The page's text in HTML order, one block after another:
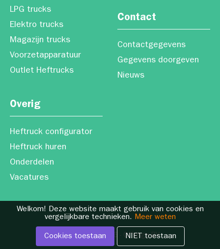
LPG trucks
Elektro trucks
Magazijn trucks
Voorzetapparatuur
Outlet Heftrucks
Contact
Contactgegevens
Gegevens doorgeven
Nieuws
Overig
Heftruck configurator
Heftruck huren
Onderdelen
Vacatures
Copyright © 2026 - Offringa BV
Welkom! Deze website maakt gebruik van cookies en
vergelijkbare technieken. Meer weten
Cookies toestaan NIET toestaan